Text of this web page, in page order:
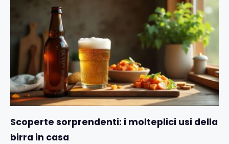
Scoperte sorprendenti: i molteplici usi della
birra in casa